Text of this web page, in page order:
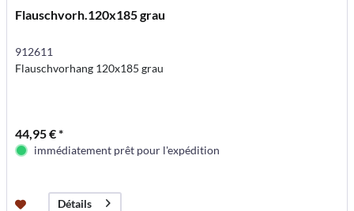
Flauschvorh.120x185 grau
912611
Flauschvorhang 120x185 grau
44,95 € *
immédiatement prêt pour l'expédition
Détails